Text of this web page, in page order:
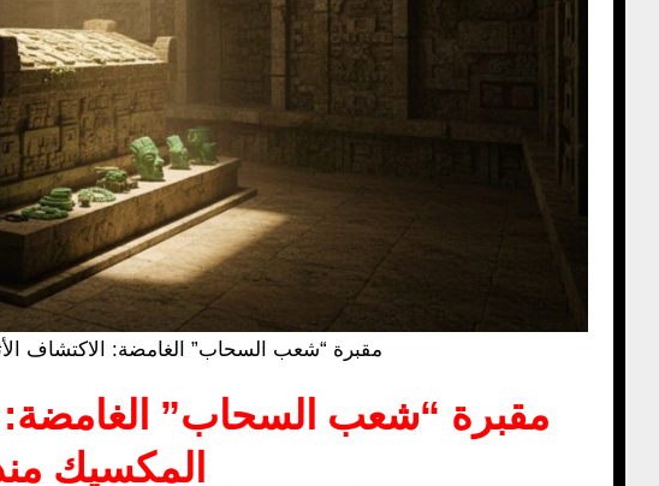
مقبرة “شعب السحاب” الغامضة: الاكتشاف
مقبرة “شعب السحاب” الغامضة:
المكسيك